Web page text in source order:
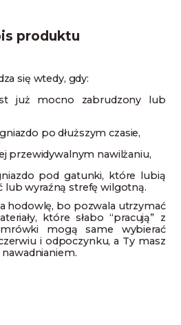
produktu
się wtedy, gdy:
już mocno zabrudzony lub
po dłuższym czasie,
przewidywalnym nawilżaniu,
pod gatunki, które lubią
lub wyraźną strefę wilgotną.
hodowlę, bo pozwala utrzymać
które słabo “pracują” z
mogą same wybierać
i odpoczynku, a Ty masz